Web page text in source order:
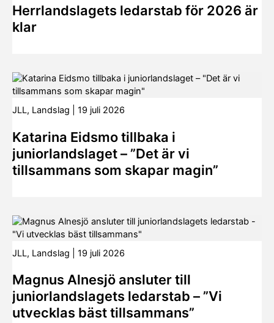
Herrlandslagets ledarstab för 2026 är
klar
JLL, Landslag 19 juli 2026
Katarina Eidsmo tillbaka i
juniorlandslaget – ”Det är vi
tillsammans som skapar magin”
JLL, Landslag 19 juli 2026
Magnus Alnesjö ansluter till
juniorlandslagets ledarstab – ”Vi
utvecklas bäst tillsammans”